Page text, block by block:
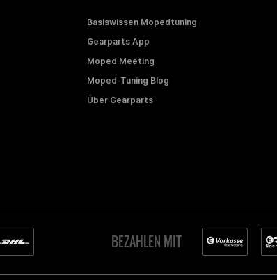
Basiswissen Mopedtuning
Gearparts App
Moped Meeting
Moped-Tuning Blog
Über Gearparts
BEZAHLEN MIT